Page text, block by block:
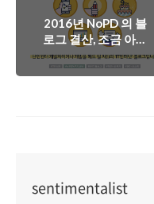
2016년 NoPD 의 블
로그 결산, 조금 아쉬
웠던 한해!
sentimentalist